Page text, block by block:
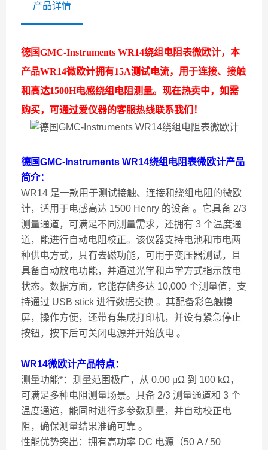
产品详情
德国GMC-Instruments WR14绕组电阻表微欧计， 本
产品WR14微欧计拥有15A测试电流，用于连接、接触
和高达1500H电感绕组电阻测量。现在热卖中，如需
购买，可通过爱仪器的客服热线联系我们！
德国GMC-Instruments WR14绕组电阻表微欧计产品
简介：
WR14 是一款用于测试接触、连接和绕组电阻的微欧
计，适用于电感高达 1500 Henry 的设备 。它具备 2/3
测量通道，可满足不同测量需求，还拥有 3 个温度通
道，能进行自动电阻校正。该仪器支持电池和市电两
种供电方式，具有去磁功能，可用于变压器测试，且
具备自动放电功能，并通过光学和声学方式指示放电
状态。数据方面，它能存储多达 10,000 个测量值，支
持通过 USB stick 进行数据交换 。其配备彩色触摸
屏，操作方便，还带有集成打印机，并设有紧急停止
按钮，按下后可关闭电源并开始放电 。
WR14微欧计产品特点：
测量功能*：测量范围极广，从 0.00 μΩ 到 100 kΩ，
可满足多种电阻测量场景。具备 2/3 测量通道和 3 个
温度通道，能同时进行多参数测量，并自动校正电
阻，确保测量结果准确可靠 。
性能优势突出：拥有高功率 DC 电源（50 A / 50